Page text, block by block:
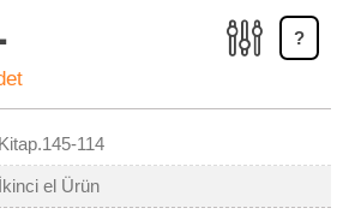
?
Kitap.145-114
İkinci el Ürün